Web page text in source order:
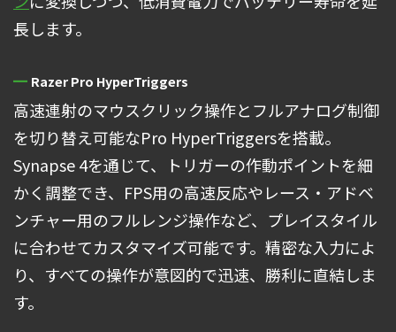
長します。
Razer Pro HyperTriggers
高速連射のマウスクリック操作とフルアナログ制御
を切り替え可能なPro HyperTriggersを搭載。
Synapse 4を通じて、トリガーの作動ポイントを細
かく調整でき、FPS用の高速反応やレース・アドベ
ンチャー用のフルレンジ操作など、プレイスタイル
に合わせてカスタマイズ可能です。精密な入力によ
り、すべての操作が意図的で迅速、勝利に直結しま
す。